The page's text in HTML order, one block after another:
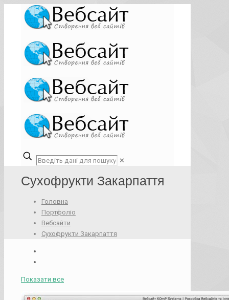
✕
Cухофрукти Закарпаття
Головна
Портфоліо
Вебсайти
Cухофрукти Закарпаття
Показати все